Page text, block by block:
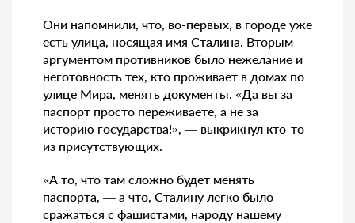
Они напомнили, что, во-первых, в городе уже
есть улица, носящая имя Сталина. Вторым
аргументом противников было нежелание и
неготовность тех, кто проживает в домах по
улице Мира, менять документы. «Да вы за
паспорт просто переживаете, а не за
историю государства!», — выкрикнул кто-то
из присутствующих.
«А то, что там сложно будет менять
паспорта, — а что, Сталину легко было
сражаться с фашистами, народу нашему